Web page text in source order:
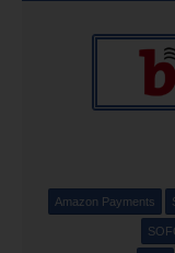
Amazon Payments